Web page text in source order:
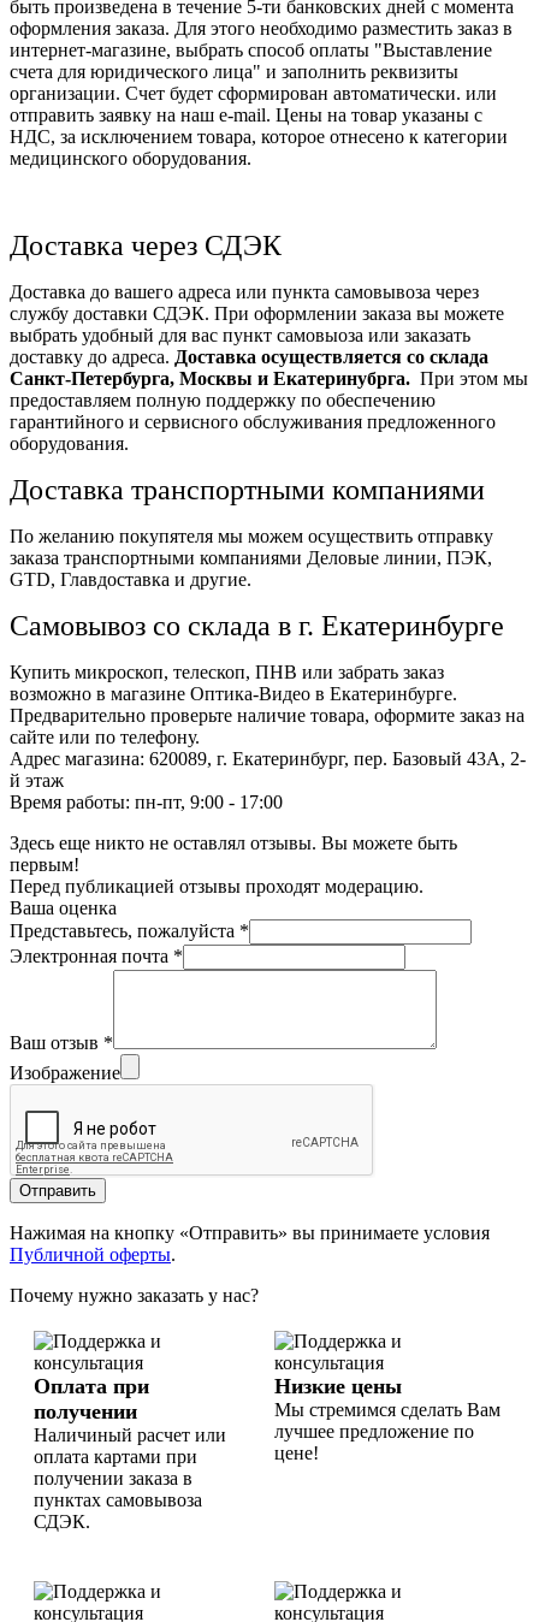
быть произведена в течение 5-ти банковских дней с момента
оформления заказа. Для этого необходимо разместить заказ в
интернет-магазине, выбрать способ оплаты "Выставление
счета для юридического лица" и заполнить реквизиты
организации. Счет будет сформирован автоматически. или
отправить заявку на наш e-mail. Цены на товар указаны с
НДС, за исключением товара, которое отнесено к категории
медицинского оборудования.
Доставка через СДЭК
Доставка до вашего адреса или пункта самовывоза через
службу доставки СДЭК. При оформлении заказа вы можете
выбрать удобный для вас пункт самовыоза или заказать
доставку до адреса. Доставка осуществляется со склада
Санкт-Петербурга, Москвы и Екатеринубрга. При этом мы
предоставляем полную поддержку по обеспечению
гарантийного и сервисного обслуживания предложенного
оборудования.
Доставка транспортными компаниями
По желанию покупятеля мы можем осуществить отправку
заказа транспортными компаниями Деловые линии, ПЭК,
GTD, Главдоставка и другие.
Самовывоз со склада в г. Екатеринбурге
Купить микроскоп, телескоп, ПНВ или забрать заказ
возможно в магазине Оптика-Видео в Екатеринбурге.
Предварительно проверьте наличие товара, оформите заказ на
сайте или по телефону.
Адрес магазина: 620089, г. Екатеринбург, пер. Базовый 43А, 2-
й этаж
Время работы: пн-пт, 9:00 - 17:00
Здесь еще никто не оставлял отзывы. Вы можете быть
первым!
Перед публикацией отзывы проходят модерацию.
Ваша оценка
Представьтесь, пожалуйста *
Электронная почта *
Ваш отзыв *
Изображение
Отправить
Нажимая на кнопку «Отправить» вы принимаете условия
Публичной оферты.
Почему нужно заказать у нас?
Оплата при
получении
Наличиный расчет или
оплата картами при
получении заказа в
пунктах самовывоза
СДЭК.
Низкие цены
Мы стремимся сделать Вам
лучшее предложение по
цене!